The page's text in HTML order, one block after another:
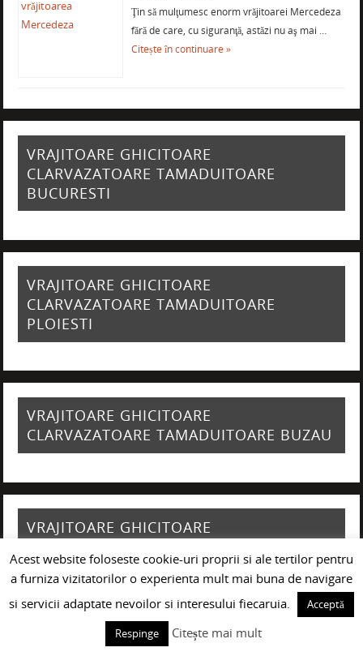
Ţin să mulţumesc enorm vrăjitoarei Mercedeza
fără de care, cu siguranţă, astăzi nu aş mai …
Citește în continuare »
VRAJITOARE GHICITOARE
CLARVAZATOARE TAMADUITOARE
BUCURESTI
VRAJITOARE GHICITOARE
CLARVAZATOARE TAMADUITOARE
PLOIESTI
VRAJITOARE GHICITOARE
CLARVAZATOARE TAMADUITOARE BUZAU
VRAJITOARE GHICITOARE
VRAJITOARE GHICITOARE
Acest website foloseste cookie-uri proprii si ale tertilor pentru
a furniza vizitatorilor o experienta mult mai buna de navigare
si servicii adaptate nevoilor si interesului fiecaruia.
Acceptă
Respinge
Citește mai mult